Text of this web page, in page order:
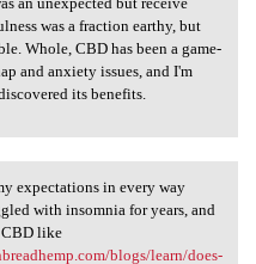
was a fraction earthy, but
Whole, CBD has been a game-
and anxiety issues, and I'm
its benefits.
my expectations
expectations in every way
with insomnia for years, and
like
blogs/learn/does-